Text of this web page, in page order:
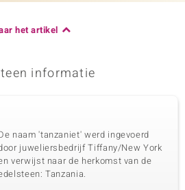
het artikel
informatie
naam 'tanzaniet' werd ingevoerd
juweliersbedrijf Tiffany/New York
verwijst naar de herkomst van de
Tanzania.